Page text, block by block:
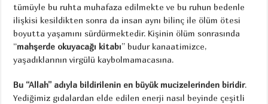
tümüyle bu ruhta muhafaza edilmekte ve bu ruhun bedenle
ilişkisi kesildikten sonra da insan aynı bilinç ile ölüm ötesi
boyutta yaşamını sürdürmektedir. Kişinin ölüm sonrasında
“mahşerde okuyacağı kitabı” budur kanaatimizce,
yaşadıklarının virgülü kaybolmamacasına.
Bu “Allah” adıyla bildirilenin en büyük mucizelerinden biridir.
Yediğimiz gıdalardan elde edilen enerji nasıl beyinde çeşitli